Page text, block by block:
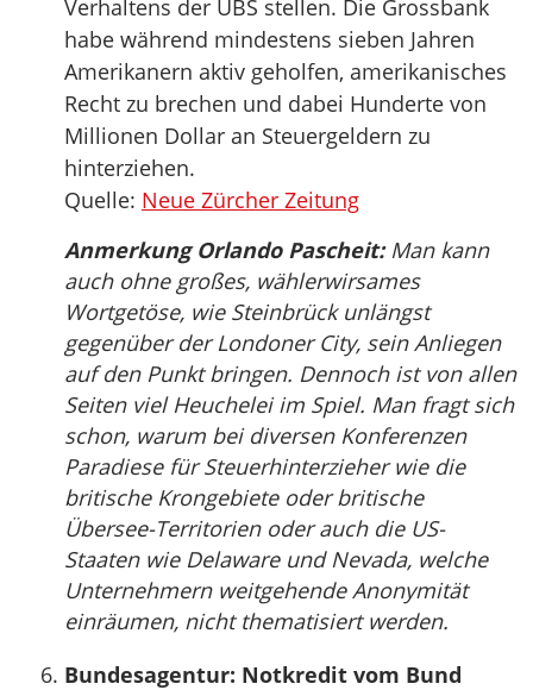
Verhaltens der UBS stellen. Die Grossbank
habe während mindestens sieben Jahren
Amerikanern aktiv geholfen, amerikanisches
Recht zu brechen und dabei Hunderte von
Millionen Dollar an Steuergeldern zu
hinterziehen.
Quelle: Neue Zürcher Zeitung
Anmerkung Orlando Pascheit:Man kann
auch ohne großes, wählerwirsames
Wortgetöse, wie Steinbrück unlängst
gegenüber der Londoner City, sein Anliegen
auf den Punkt bringen. Dennoch ist von allen
Seiten viel Heuchelei im Spiel. Man fragt sich
schon, warum bei diversen Konferenzen
Paradiese für Steuerhinterzieher wie die
britische Krongebiete oder britische
Übersee-Territorien oder auch die US-
Staaten wie Delaware und Nevada, welche
Unternehmern weitgehende Anonymität
einräumen, nicht thematisiert werden.
Bundesagentur: Notkredit vom Bund